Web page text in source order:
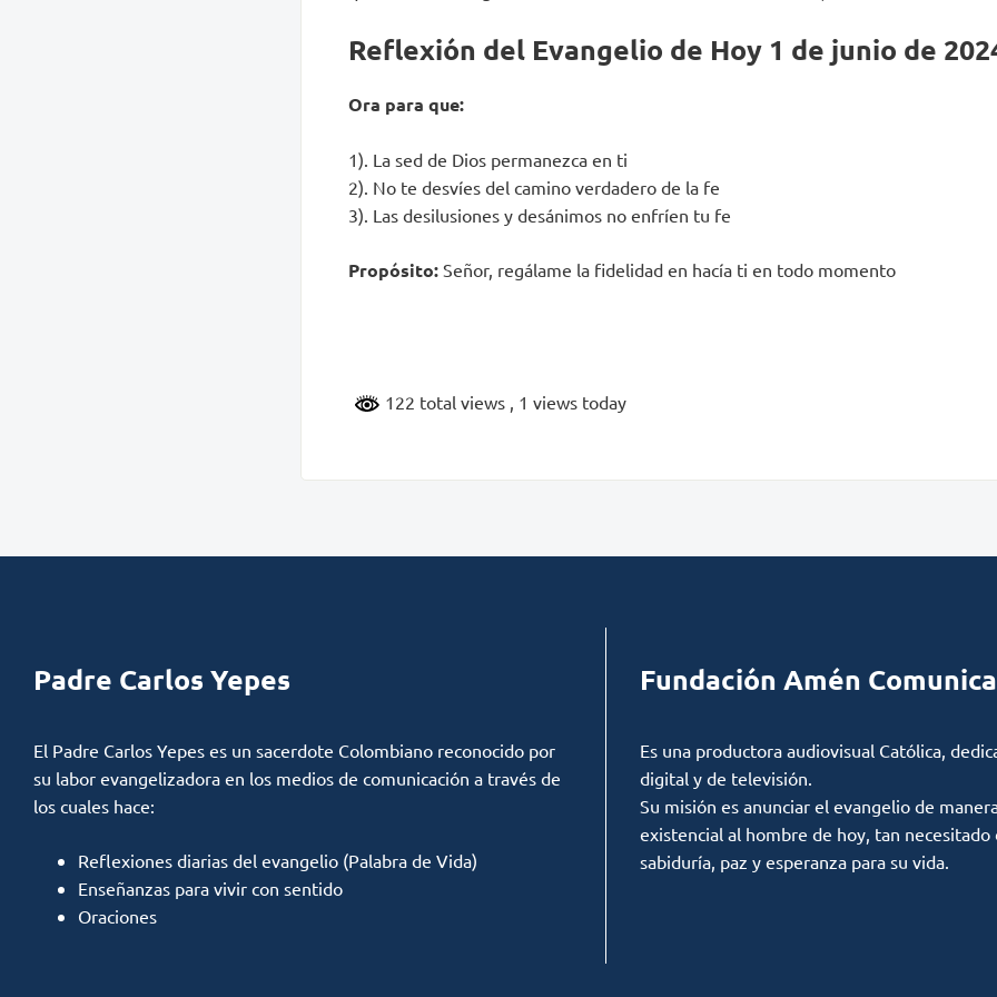
Reflexión del Evangelio de Hoy 1 de junio de
Ora para que:
1). La sed de Dios permanezca en ti
2). No te desvíes del camino verdadero de la fe
3). Las desilusiones y desánimos no enfríen tu fe
Propósito: Señor, regálame la fidelidad en hacía ti en todo momento
122 total views , 1 views today
Padre Carlos Yepes
El Padre Carlos Yepes es un sacerdote Colombiano reconocido por
su labor evangelizadora en los medios de comunicación a través de
los cuales hace:
Reflexiones diarias del evangelio (Palabra de Vida)
Enseñanzas para vivir con sentido
Oraciones
Fundación Amén
Es una productora audiovisual Católica,
digital y de televisión.
Su misión es anunciar el evangelio de
existencial al hombre de hoy, tan necesitado
sabiduría, paz y esperanza para su vida.